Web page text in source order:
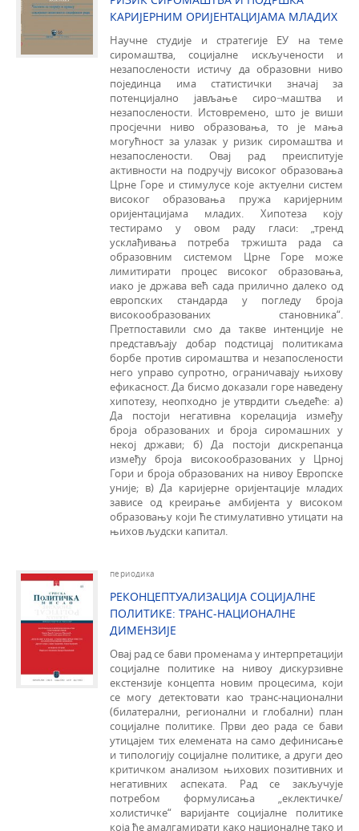
КАРИЈЕРНИМ ОРИЈЕНТАЦИЈАМА МЛАДИХ
Научне студије и стратегије ЕУ на теме
сиромаштва, социјалне искључености и
незапослености истичу да образовни ниво
појединца има статистички значај за
потенцијално јављање сиро¬маштва и
незапослености. Истовремено, што је виши
просјечни ниво образовања, то је мања
могућност за улазак у ризик сиромаштва и
незапослености. Овај рад преиспитује
активности на подручју високог образовања
Црне Горе и стимулусе које актуелни систем
високог образовања пружа каријерним
оријентацијама младих. Хипотеза коју
тестирамо у овом раду гласи: „тренд
усклађивања потреба тржишта рада са
образовним системом Црне Горе може
лимитирати процес високог образовања,
иако је држава већ сада прилично далеко од
европских стандарда у погледу броја
високообразованих становника“.
Претпоставили смо да такве интенције не
представљају добар подстицај политикама
борбе против сиромаштва и незапослености
него управо супротно, ограничавају њихову
ефикасност. Да бисмо доказали горе наведену
хипотезу, неопходно је утврдити сљедеће: а)
Да постоји негативна корелација између
броја образованих и броја сиромашних у
некој држави; б) Да постоји дискрепанца
између броја високообразованих у Црној
Гори и броја образованих на нивоу Европске
уније; в) Да каријерне оријентације младих
зависе од креирање амбијента у високом
образовању који ће стимулативно утицати на
њихов људски капитал.
периодика
РЕКОНЦЕПТУАЛИЗАЦИЈА СОЦИЈАЛНЕ
ПОЛИТИКЕ: ТРАНС-НАЦИОНАЛНE
ДИМЕНЗИЈE
Овај рад се бави променама у интерпретацији
социјалне политике на нивоу дискурзивне
екстензије концепта новим процесима, који
се могу детектовати као транс-национални
(билатерални, регионални и глобални) план
социјалне политике. Први део рада се бави
утицајем тих елемената на само дефинисање
и типологију социјалне политике, а други део
критичком анализом њихових позитивних и
негативних аспеката. Рад се закључује
потребом формулисања „еклектичке/
холистичке“ варијанте социјалне политике
која ће амалгамирати како националне тако и